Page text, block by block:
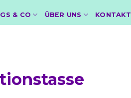
& CO ÜBER UNS KONTAKT